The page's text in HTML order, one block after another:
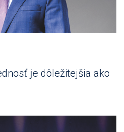
je dôležitejšia ako